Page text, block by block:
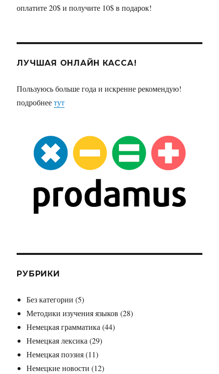
оплатите 20$ и получите 10$ в подарок!
ЛУЧШАЯ ОНЛАЙН КАССА!
Пользуюсь больше года и искренне рекомендую!
подробнеетут
РУБРИКИ
Без категории (5)
Методики изучения языков (28)
Немецкая грамматика (44)
Немецкая лексика (29)
Немецкая поэзия(11)
Немецкие новости (12)